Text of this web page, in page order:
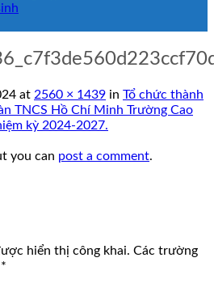
at 2560 × 1439 in Tổ chức thành
TNCS Hồ Chí Minh Trường Cao
kỳ 2024-2027.
you can post a comment.
hiển thị công khai. Các trường
*